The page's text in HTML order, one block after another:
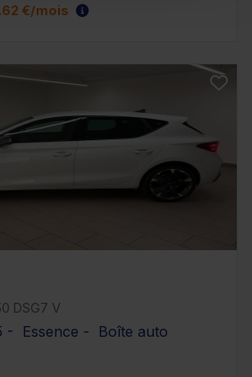
€/mois
DSG7 V
- Essence - Boîte auto